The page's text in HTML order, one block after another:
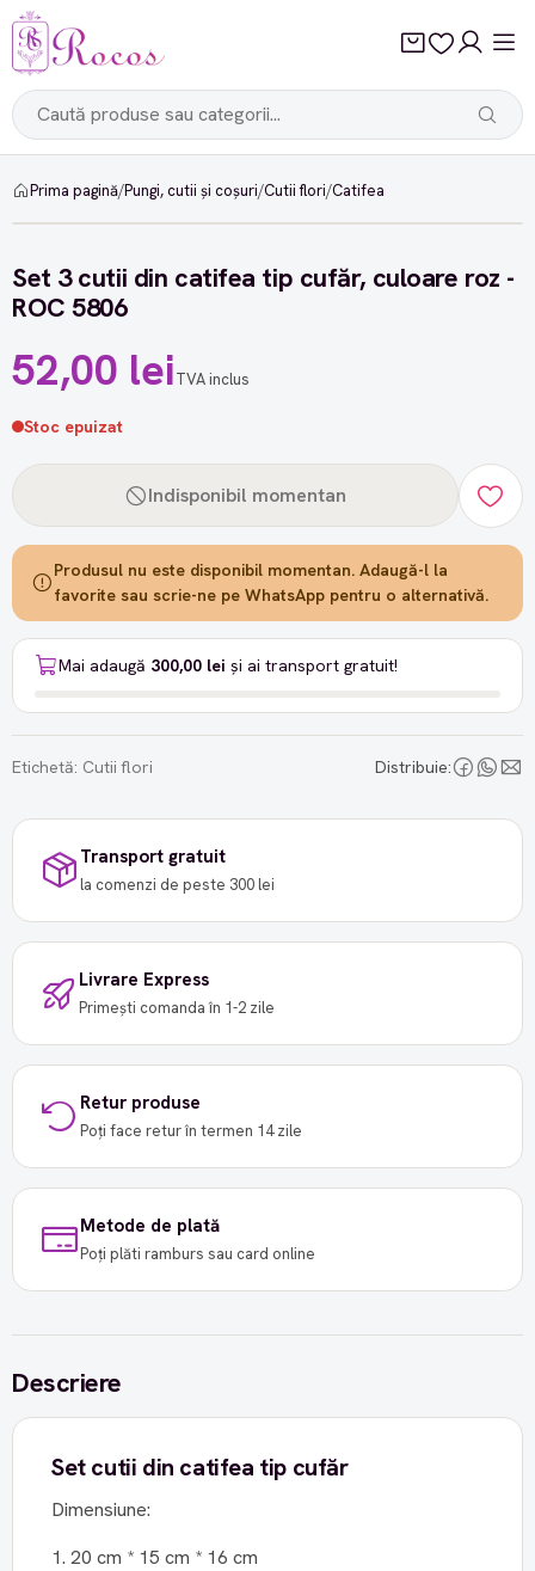
Prima pagină/Pungi, cutii și coșuri/Cutii flori/Catifea
Set 3 cutii din catifea tip cufăr, culoare roz -
ROC 5806
52,00 leiTVA inclus
Stoc epuizat
Indisponibil momentan
Produsul nu este disponibil momentan. Adaugă-l la
favorite sau scrie-ne pe WhatsApp pentru o alternativă.
Mai adaugă 300,00 lei și ai transport gratuit!
Etichetă: Cutii flori Distribuie:
Transport gratuit
la comenzi de peste 300 lei
Livrare Express
Primești comanda în 1-2 zile
Retur produse
Poți face retur în termen 14 zile
Metode de plată
Poți plăti ramburs sau card online
Descriere
Set cutii din catifea tip cufăr
Dimensiune:
1. 20 cm * 15 cm * 16 cm